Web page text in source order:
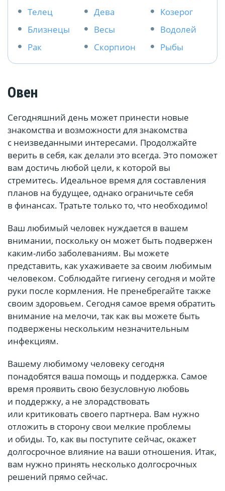
Телец
Близнецы
Рак
Дева
Весы
Скорпион
Козерог
Водолей
Рыбы
Овен
Сегодняшний день может принести новые
знакомства и возможности для знакомства
с неизведанными интересами. Продолжайте
верить в себя, как делали это всегда. Это поможет
вам достичь любой цели, к которой вы
стремитесь. Идеальное время для составления
планов на будущее, однако ограничьте себя
в финансах. Тратьте только то, что необходимо!
Ваш любимый человек нуждается в вашем
внимании, поскольку он может быть подвержен
каким-либо заболеваниям. Вы можете
представить, как ухаживаете за своим любимым
человеком. Соблюдайте гигиену сегодня и мойте
руки после кормления. Не пренебрегайте также
своим здоровьем. Сегодня самое время обратить
внимание на мелочи, так как вы можете быть
подвержены нескольким незначительным
инфекциям.
Вашему любимому человеку сегодня
понадобятся ваша помощь и поддержка. Самое
время проявить свою безусловную любовь
и поддержку, а не злорадствовать
или критиковать своего партнера. Вам нужно
отложить в сторону свои мелкие проблемы
и обиды. То, как вы поступите сейчас, окажет
долгосрочное влияние на ваши отношения. Итак,
вам нужно принять несколько долгосрочных
решений прямо сейчас.